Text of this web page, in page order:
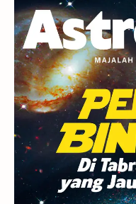
Planet Kerdil
Berita Hujan
Rasi Bintang
GBT 2018 UFO
Astrofotografi
Stasiun Luar Angkasa